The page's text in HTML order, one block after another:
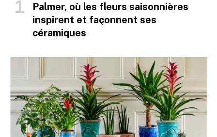
Palmer, où les fleurs saisonnières
inspirent et façonnent ses
céramiques